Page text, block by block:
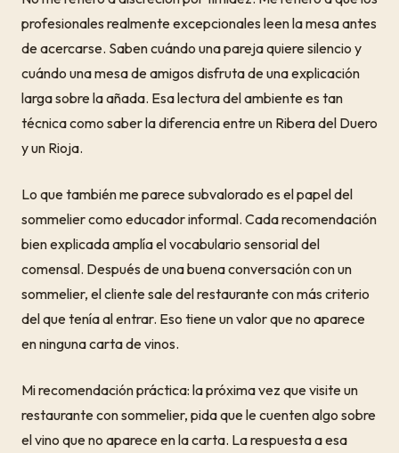
profesionales realmente excepcionales leen la mesa antes
de acercarse. Saben cuándo una pareja quiere silencio y
cuándo una mesa de amigos disfruta de una explicación
larga sobre la añada. Esa lectura del ambiente es tan
técnica como saber la diferencia entre un Ribera del Duero
y un Rioja.
Lo que también me parece subvalorado es el papel del
sommelier como educador informal. Cada recomendación
bien explicada amplía el vocabulario sensorial del
comensal. Después de una buena conversación con un
sommelier, el cliente sale del restaurante con más criterio
del que tenía al entrar. Eso tiene un valor que no aparece
en ninguna carta de vinos.
Mi recomendación práctica: la próxima vez que visite un
restaurante con sommelier, pida que le cuenten algo sobre
el vino que no aparece en la carta. La respuesta a esa